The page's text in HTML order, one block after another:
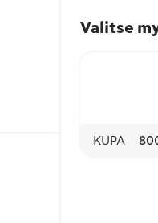
Valitse
KUPA